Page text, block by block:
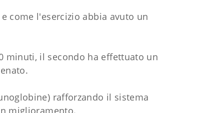
come l'esercizio abbia avuto un
minuti, il secondo ha effettuato un
rafforzando il sistema
miglioramento.